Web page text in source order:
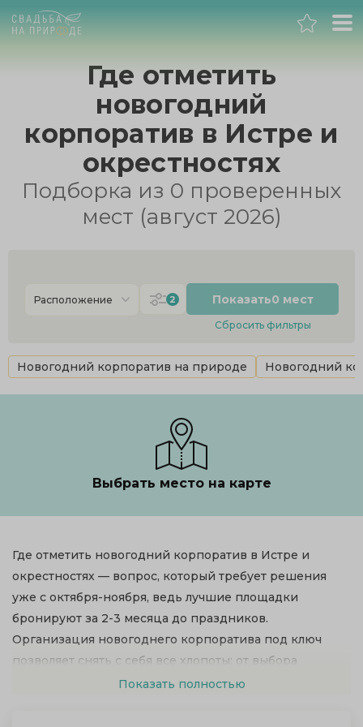
Свадьба
День рождения
Где отметить
новогодний
корпоратив в Истре и
окрестностях
Подборка из 0 проверенных
мест (август 2026)
Расположение 2 Показать0 мест
Сбросить фильтры
Новогодний корпоратив на природе Новогодний
Выбрать место на карте
Где отметить новогодний корпоратив в Истре и
окрестностях — вопрос, который требует решения
уже с октября-ноября, ведь лучшие площадки
бронируют за 2-3 месяца до праздников.
Организация новогоднего корпоратива под ключ
позволяет снять с себя все хлопоты: от выбора
банкетного зала до развлекательной программы с
Показать полностью